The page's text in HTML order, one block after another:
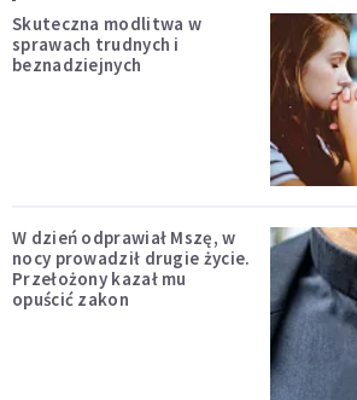
Skuteczna modlitwa w
sprawach trudnych i
beznadziejnych
W dzień odprawiał Mszę, w
nocy prowadził drugie życie.
Przełożony kazał mu
opuścić zakon